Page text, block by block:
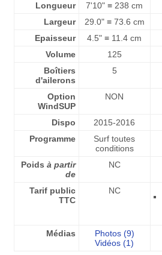
Longueur 7'10" ≡ 238 cm
Largeur
29.0" ≡ 73.6 cm
Epaisseur
4.5" ≡ 11.4 cm
Volume
125
Boîtiers
d'ailerons
5
Option
WindSUP
NON
Dispo 2015-2016
Programme
Surf toutes
conditions
Poids à partir
de
NC
Tarif public
TTC
NC
Médias
Photos (9)
Vidéos (1)